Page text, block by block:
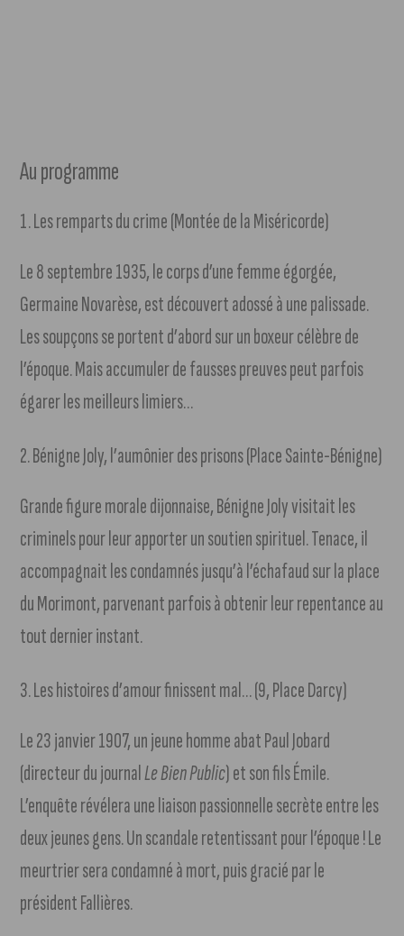
Au programme
1. Les remparts du crime (Montée de la Miséricorde)
Le 8 septembre 1935, le corps d’une femme égorgée,
Germaine Novarèse, est découvert adossé à une palissade.
Les soupçons se portent d’abord sur un boxeur célèbre de
l’époque. Mais accumuler de fausses preuves peut parfois
égarer les meilleurs limiers…
2. Bénigne Joly, l’aumônier des prisons (Place Sainte-Bénigne)
Grande figure morale dijonnaise, Bénigne Joly visitait les
criminels pour leur apporter un soutien spirituel. Tenace, il
accompagnait les condamnés jusqu’à l’échafaud sur la place
du Morimont, parvenant parfois à obtenir leur repentance au
tout dernier instant.
3. Les histoires d’amour finissent mal… (9, Place Darcy)
Le 23 janvier 1907, un jeune homme abat Paul Jobard
(directeur du journalLe Bien Public) et son fils Émile.
L’enquête révélera une liaison passionnelle secrète entre les
deux jeunes gens. Un scandale retentissant pour l’époque ! Le
meurtrier sera condamné à mort, puis gracié par le
président Fallières.